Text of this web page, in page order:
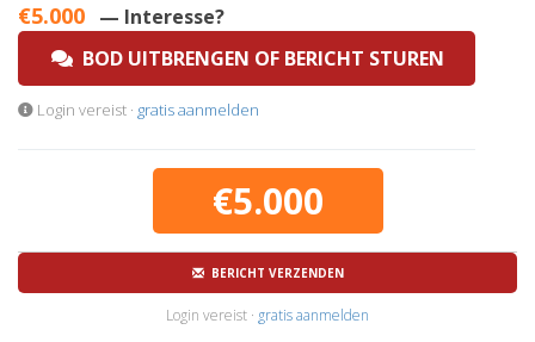
€5.000 — Interesse?
BOD UITBRENGEN OF BERICHT STUREN
Login vereist · gratis aanmelden
€5.000
BERICHT VERZENDEN
Login vereist · gratis aanmelden